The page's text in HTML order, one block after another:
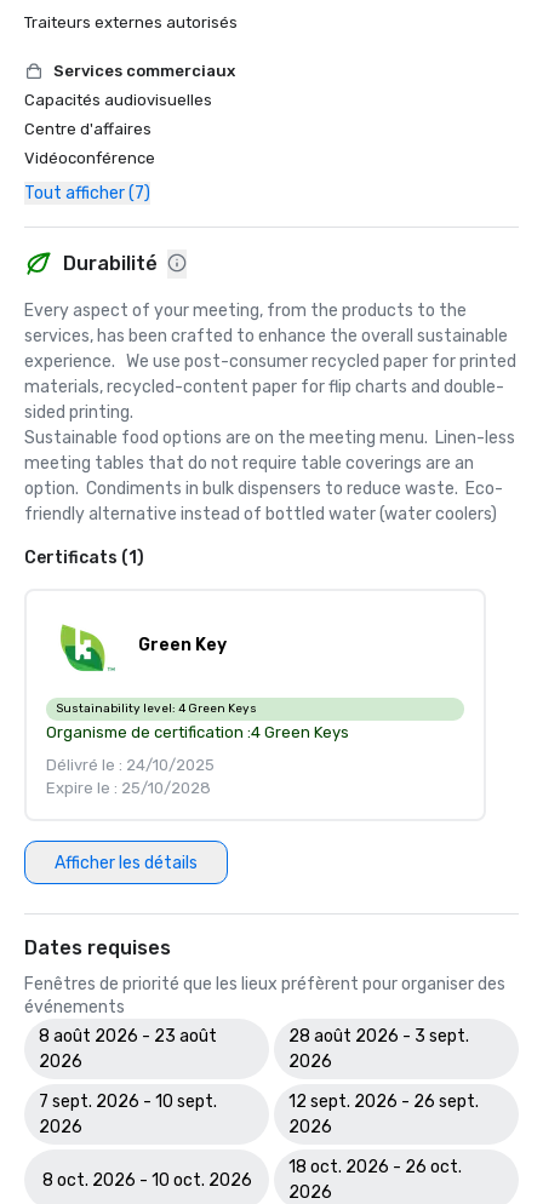
Traiteurs externes autorisés
Services commerciaux
Capacités audiovisuelles
Centre d'affaires
Vidéoconférence
Tout afficher (7)
Durabilité
Every aspect of your meeting, from the products to the
services, has been crafted to enhance the overall sustainable
experience.   We use post-consumer recycled paper for printed
materials, recycled-content paper for flip charts and double-
sided printing.
Sustainable food options are on the meeting menu.  Linen-less
meeting tables that do not require table coverings are an
option.  Condiments in bulk dispensers to reduce waste.  Eco-
friendly alternative instead of bottled water (water coolers)
Certificats (1)
Green Key
Sustainability level: 4 Green Keys
Organisme de certification :4 Green Keys
Délivré le : 24/10/2025
Expire le : 25/10/2028
Afficher les détails
Dates requises
Fenêtres de priorité que les lieux préfèrent pour organiser des
événements
8 août 2026 - 23 août
2026
28 août 2026 - 3 sept.
2026
7 sept. 2026 - 10 sept.
2026
12 sept. 2026 - 26 sept.
2026
8 oct. 2026 - 10 oct. 2026
18 oct. 2026 - 26 oct.
2026